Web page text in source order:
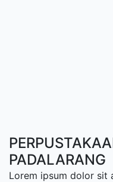
PADALARANG
Lorem ipsum dolor sit